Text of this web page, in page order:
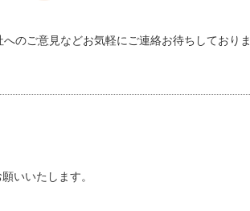
のご意見などお気軽にご連絡お待ちしておりま
いいたします。